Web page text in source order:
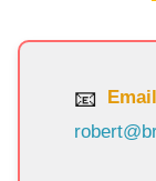
Email